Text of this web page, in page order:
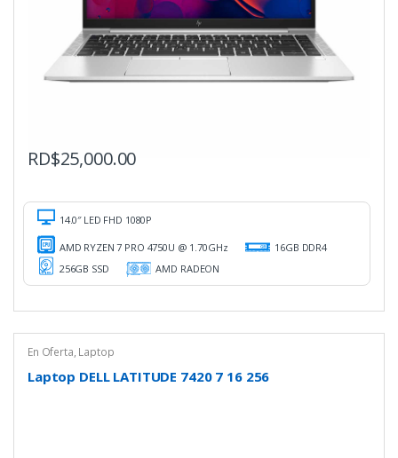
RD$25,000.00
14.0″ LED FHD 1080P
AMD RYZEN 7 PRO 4750U @ 1.70GHz
16GB DDR4
256GB SSD
AMD RADEON
En Oferta, Laptop
Laptop DELL LATITUDE 7420 7 16 256